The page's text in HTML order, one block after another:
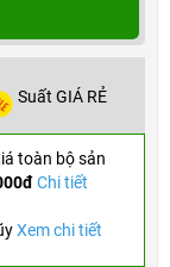
Suất GIÁ RẺ
toàn bộ sản
Chi tiết
Xem chi tiết